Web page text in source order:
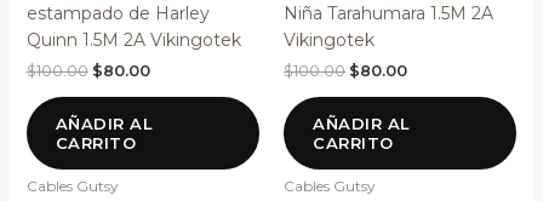
estampado de Harley
Quinn 1.5M 2A Vikingotek
$100.00 $80.00
AÑADIR AL
CARRITO
Cables Gutsy
Niña Tarahumara 1.5M 2A
Vikingotek
$100.00 $80.00
AÑADIR AL
CARRITO
Cables Gutsy